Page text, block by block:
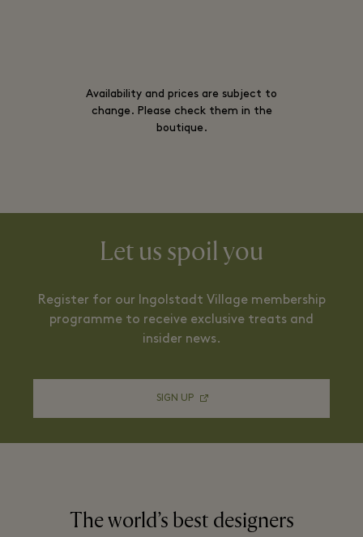
Availability and prices are subject to
change. Please check them in the
boutique.
Let us spoil you
Register for our Ingolstadt Village membership
programme to receive exclusive treats and
insider news.
SIGN UP
The world’s best designers